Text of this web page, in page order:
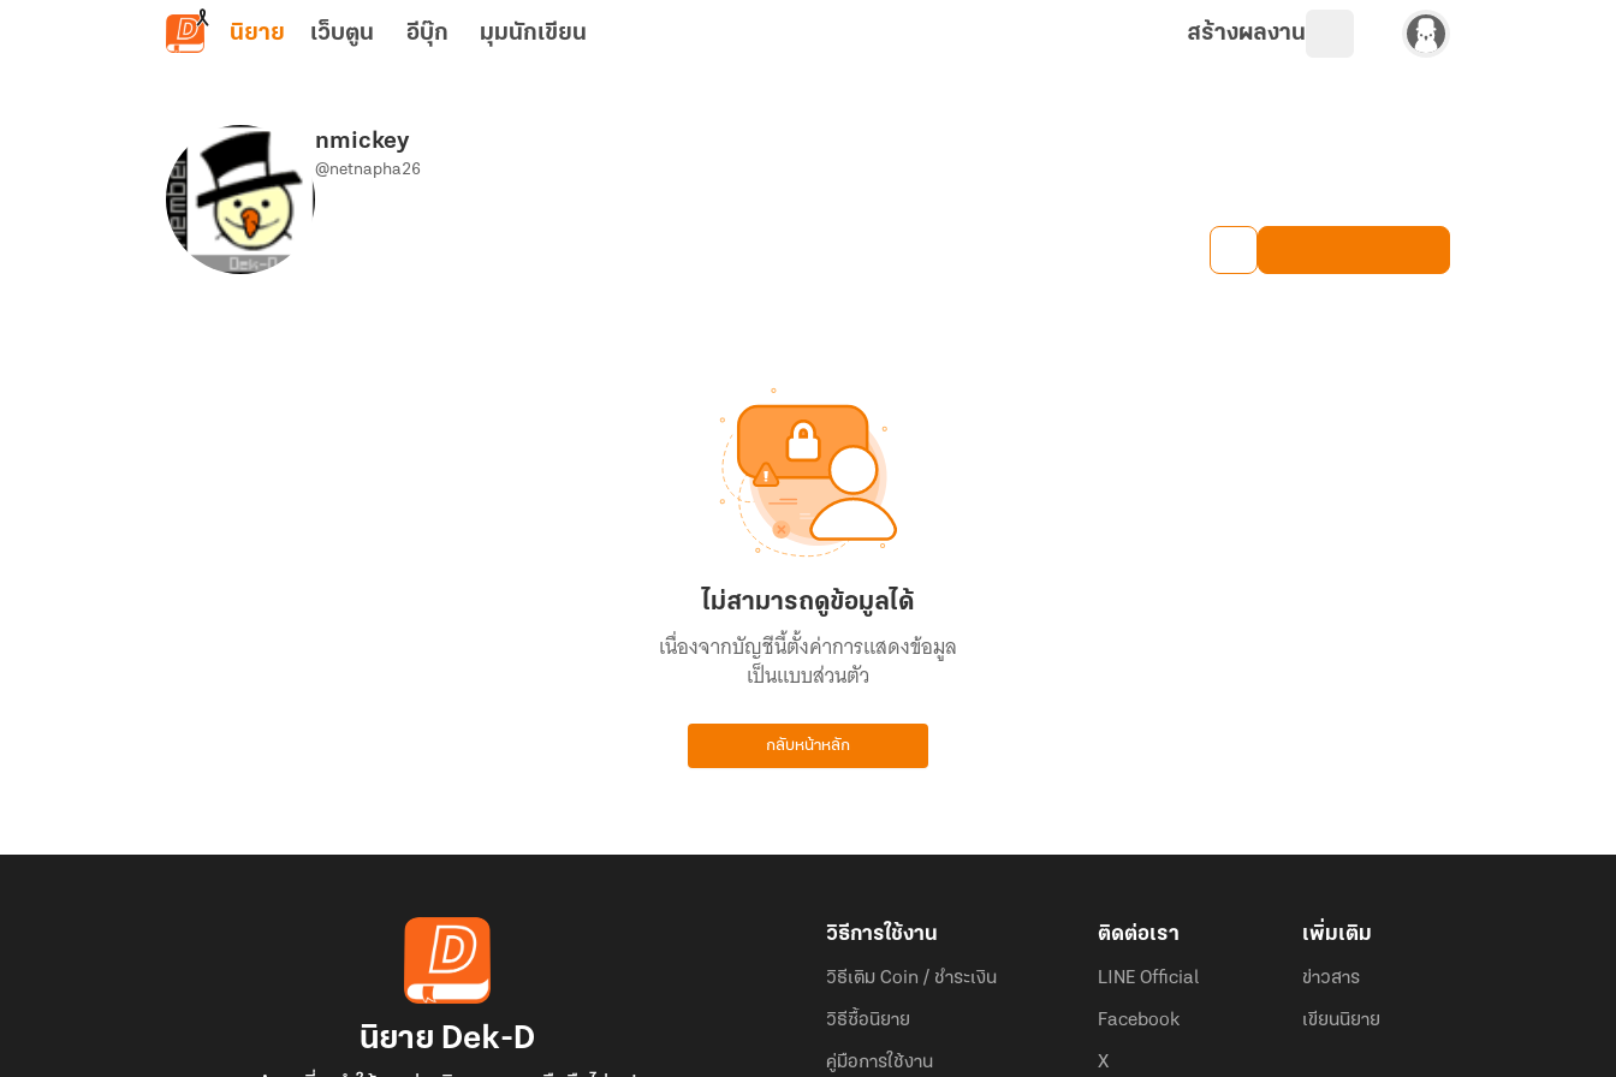
ข้ามไปยังเนื้อหาหลัก
นิยาย เว็บตูน อีบุ๊ก มุมนักเขียน สร้างผลงาน
nmickey
@netnapha26
ไม่สามารถดูข้อมูลได้
เนื่องจากบัญชีนี้ตั้งค่าการแสดงข้อมูล
เป็นแบบส่วนตัว
กลับหน้าหลัก
นิยาย Dek-D
วิธีการใช้งาน
วิธีเติม Coin / ชำระเงิน
วิธีซื้อนิยาย
คู่มือการใช้งาน
ติดต่อเรา
LINE Official
Facebook
X
เพิ่มเติม
ข่าวสาร
เขียนนิยาย